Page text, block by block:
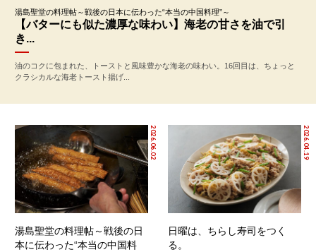
湯島聖堂の料理帖～戦後の日本に伝わった“本当の中国料理”～
【バターにも似た濃厚な味わい】海老の甘さを油で引
き...
油のコクに包まれた、トーストと風味豊かな海老の味わい。16回目は、ちょっと
クラシカルな海老トースト揚げ...
2026.06.02
湯島聖堂の料理帖～戦後の日
本に伝わった“本当の中国料
2026.04.19
日曜は、ちらし寿司をつく
る。